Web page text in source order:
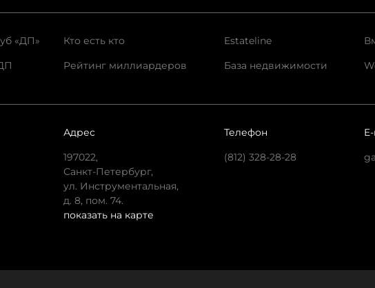
«ДП»
Кто есть кто
Рейтинг миллиардеров
Estateline
База недвижимости
Адрес
197022,
Санкт-Петербург,
ул. Инструментальная,
д. 8, пом. 74.
показать на карте
Телефон
(812) 328-28-28